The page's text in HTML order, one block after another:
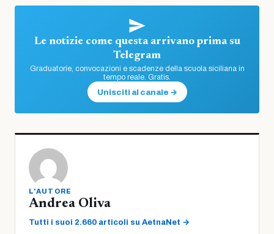
Le notizie come questa arrivano prima su
Telegram
Graduatorie, convocazioni e scadenze della scuola siciliana in
tempo reale. Gratis.
Unisciti al canale →
L'AUTORE
Andrea Oliva
Tutti i suoi 2.660 articoli su AetnaNet →